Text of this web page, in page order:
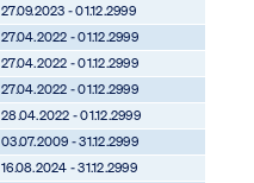
27.09.2023 - 01.12.2999
27.04.2022 - 01.12.2999
27.04.2022 - 01.12.2999
27.04.2022 - 01.12.2999
28.04.2022 - 01.12.2999
03.07.2009 - 31.12.2999
16.08.2024 - 31.12.2999